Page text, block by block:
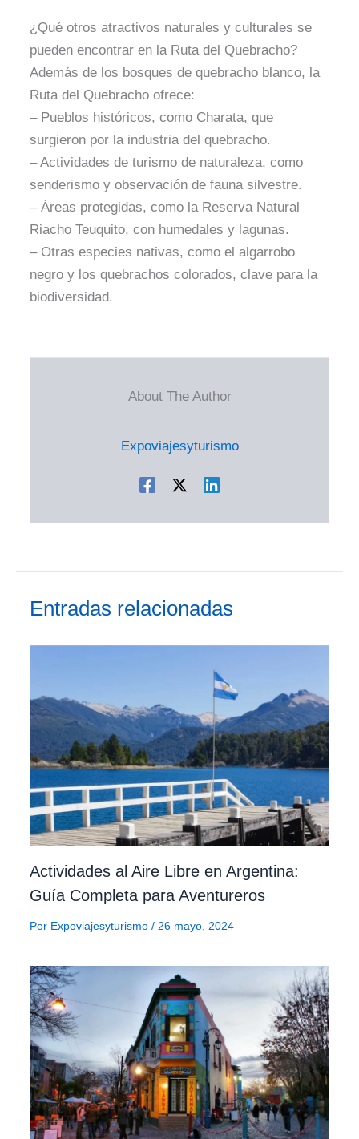
¿Qué otros atractivos naturales y culturales se
pueden encontrar en la Ruta del Quebracho?
Además de los bosques de quebracho blanco, la
Ruta del Quebracho ofrece:
– Pueblos históricos, como Charata, que
surgieron por la industria del quebracho.
– Actividades de turismo de naturaleza, como
senderismo y observación de fauna silvestre.
– Áreas protegidas, como la Reserva Natural
Riacho Teuquito, con humedales y lagunas.
– Otras especies nativas, como el algarrobo
negro y los quebrachos colorados, clave para la
biodiversidad.
About The Author
Expoviajesyturismo
Entradas relacionadas
Actividades al Aire Libre en Argentina:
Guía Completa para Aventureros
Por Expoviajesyturismo / 26 mayo, 2024